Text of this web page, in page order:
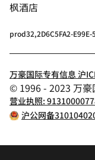
枫酒店
prod32,2D6C5FA2-
万豪国际专有信息 沪
© 1996 - 2023 万豪
营业执照:
沪公网备